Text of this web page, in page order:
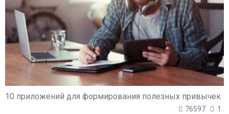
10 приложений для формирования полезных привычек
76597 1